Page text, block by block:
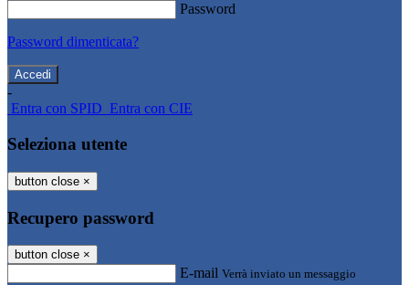
Password
Password dimenticata?
-
Entra con SPID Entra con CIE
Seleziona utente
button close ×
Recupero password
button close ×
E-mail Verrà inviato un messaggio